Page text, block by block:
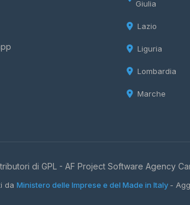
Giulia
Lazio
Liguria
Lombardia
Marche
di GPL - AF Project Software Agency
da Ministero delle Imprese e del Made in Italy -